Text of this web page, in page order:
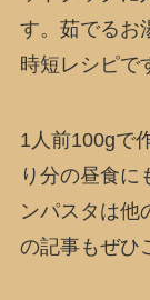
す。茹でるお
時短レシピで
1人前100gで
り分の昼食に
ンパスタは他
の記事もぜひ